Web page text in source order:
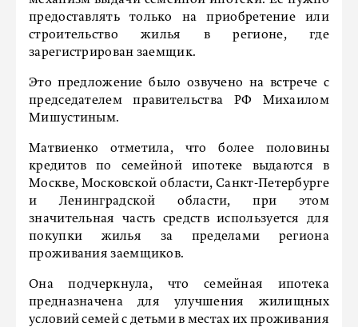
предоставлять только на приобретение или
строительство жилья в регионе, где
зарегистрирован заемщик.
Это предложение было озвучено на встрече с
председателем правительства РФ Михаилом
Мишустиным.
Матвиенко отметила, что более половины
кредитов по семейной ипотеке выдаются в
Москве, Московской области, Санкт-Петербурге
и Ленинградской области, при этом
значительная часть средств используется для
покупки жилья за пределами региона
проживания заемщиков.
Она подчеркнула, что семейная ипотека
предназначена для улучшения жилищных
условий семей с детьми в местах их проживания